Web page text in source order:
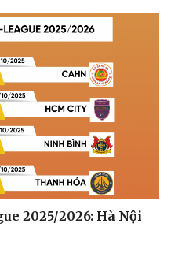
2025/2026: Hà Nội